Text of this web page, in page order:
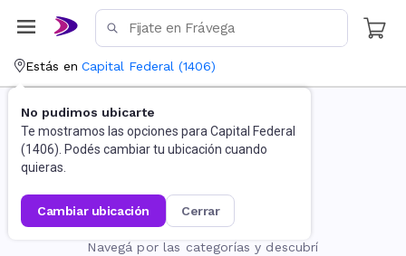
Estás en Capital Federal (1406)
No pudimos ubicarte
Te mostramos las opciones para Capital Federal
(1406). Podés cambiar tu ubicación cuando
quieras.
cambiar ubicación cerrar
La página no existe
Navegá por las categorías y descubrí